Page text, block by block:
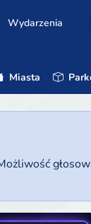
Wydarzenia
Miasta